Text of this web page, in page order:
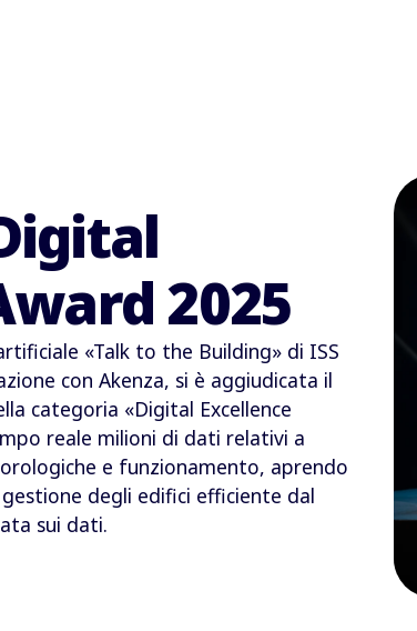
2025
«Talk to the Building» di ISS
con Akenza, si è aggiudicata il
categoria «Digital Excellence
reale milioni di dati relativi a
e funzionamento, aprendo
degli edifici efficiente dal
sui dati.